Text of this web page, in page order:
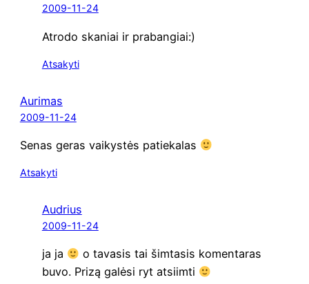
2009-11-24
Atro­do ska­niai ir prabangiai:)
Atsakyti
Aurimas
2009-11-24
Senas geras vai­kys­tės patiekalas
Atsakyti
Audrius
2009-11-24
ja ja
o tava­sis tai šim­ta­sis komen­ta­ras
buvo. Pri­zą galė­si ryt atsiimti